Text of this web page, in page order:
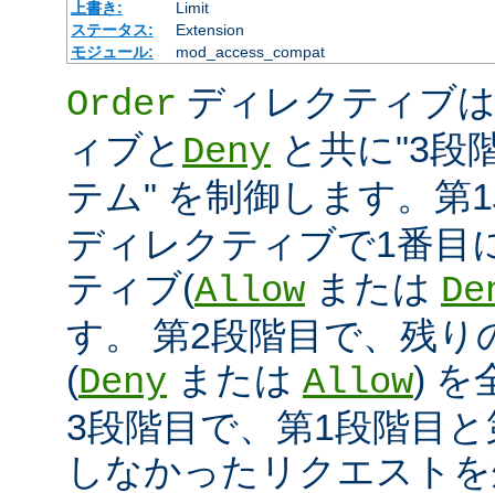
上書き:
Limit
ステータス:
Extension
モジュール:
mod_access_compat
Order ディレクティブ
ィブと Deny と共に"3段
テム" を制御します。第
ディレクティブで1番目
ティブ(Allow または
す。 第2段階目で、残り
(Deny または Allow) を
3段階目で、第1段階目
しなかったリクエスト